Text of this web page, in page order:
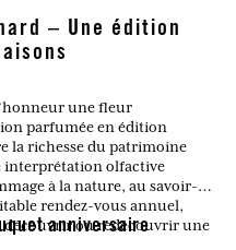
– Une édition
une fleur
parfumée en édition
la richesse du patrimoine
interprétation olfactive
à la nature, au savoir-
rendez-vous annuel,
découvrir ou redécouvrir une
anniversaire